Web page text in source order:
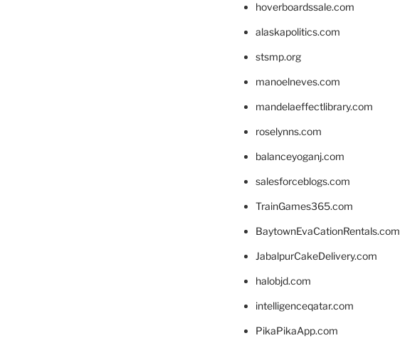
hoverboardssale.com
alaskapolitics.com
stsmp.org
manoelneves.com
mandelaeffectlibrary.com
roselynns.com
balanceyoganj.com
salesforceblogs.com
TrainGames365.com
BaytownEvaCationRentals.com
JabalpurCakeDelivery.com
halobjd.com
intelligenceqatar.com
PikaPikaApp.com